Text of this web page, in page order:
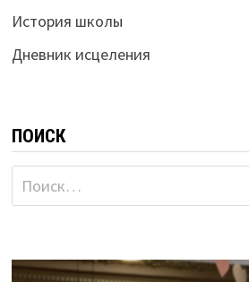
История школы
Дневник исцеления
ПОИСК
Найти: